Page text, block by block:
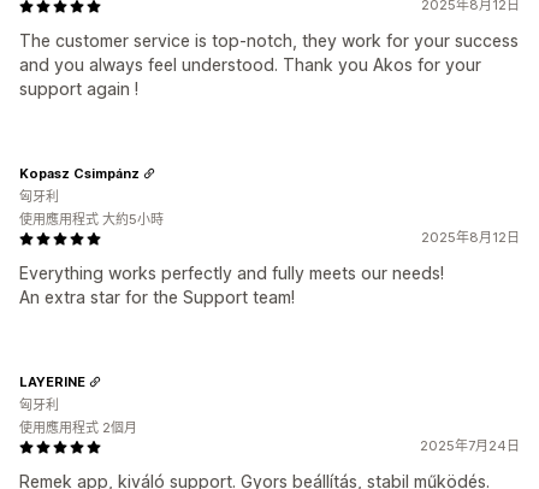
2025年8月12日
The customer service is top-notch, they work for your success
and you always feel understood. Thank you Akos for your
support again !
2025年8月12日
Everything works perfectly and fully meets our needs!
An extra star for the Support team!
Kopasz Csimpánz
匈牙利
使用應用程式 大約5小時
2025年7月24日
Remek app, kiváló support. Gyors beállítás, stabil működés.
LAYERINE
匈牙利
使用應用程式 2個月